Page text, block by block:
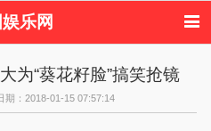
乐网
综艺节目
偶像活动
为“葵花籽脸”搞笑抢镜
期：2018-01-15 07:57:14